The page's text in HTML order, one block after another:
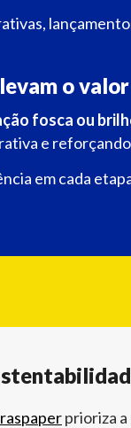
o
fosca ou
e
em cada
prioriza